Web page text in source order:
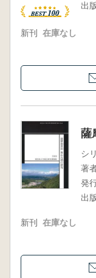
出
新刊 在庫なし
薩
シ
著
発
出
新刊 在庫なし